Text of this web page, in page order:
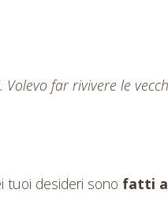
far rivivere le
tuoi desideri sono fatti